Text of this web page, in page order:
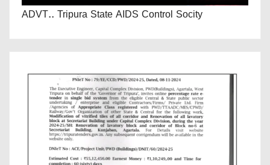
ADVT.. Tripura State AIDS Control Socity